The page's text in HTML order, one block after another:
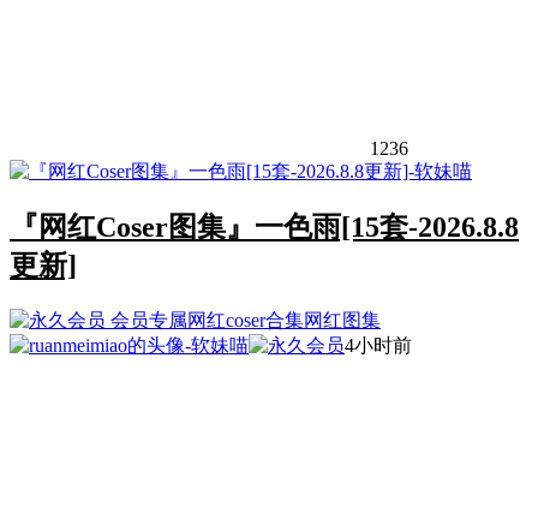
1236
『网红Coser图集』一色雨[15套-2026.8.8
更新]
会员专属网红coser合集网红图集
4小时前